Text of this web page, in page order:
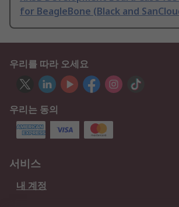
for BeagleBone (Black and
우리를 따라 오세요
우리는 동의
서비스
내 계정